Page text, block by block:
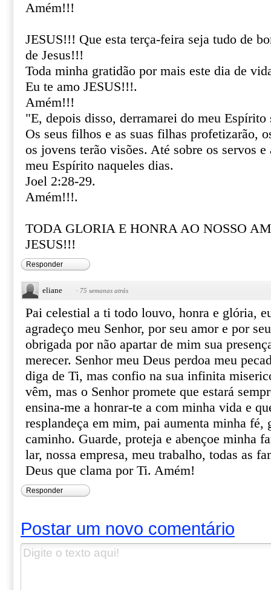
Amém!!!
JESUS!!! Que esta terça-feira seja tudo de
de Jesus!!!
Toda minha gratidão por mais este dia de
Eu te amo JESUS!!!.
Amém!!!
"E, depois disso, derramarei do meu Espírito
Os seus filhos e as suas filhas profetizarão,
os jovens terão visões. Até sobre os servos e
meu Espírito naqueles dias.
Joel 2:28-29.
Amém!!!.
TODA GLORIA E HONRA AO NOSSO
JESUS!!!
Responder
eliane · 75 semanas atrás
Pai celestial a ti todo louvo, honra e glória,
agradeço meu Senhor, por seu amor e por
obrigada por não apartar de mim sua
merecer. Senhor meu Deus perdoa meu
diga de Ti, mas confio na sua infinita
vêm, mas o Senhor promete que estará
ensina-me a honrar-te a com minha vida e
resplandeça em mim, pai aumenta minha fé,
caminho. Guarde, proteja e abençoe minha
lar, nossa empresa, meu trabalho, todas as
Deus que clama por Ti. Amém!
Responder
Postar um novo comentário